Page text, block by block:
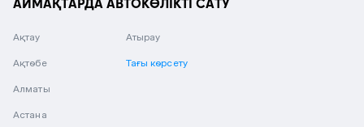
АЙМАҚТАРДА АВТОКӨЛІКТІ САТУ
Ақтау
Ақтөбе
Алматы
Астана
Атырау
Тағы көрсету